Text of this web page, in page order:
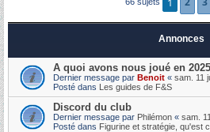
Annonces
A quoi avons nous joué en
Dernier message par Benoit « sam. 11
Posté dans Les guides de F&S
Discord du club
Dernier message par Philémon « sam.
Posté dans Figurine et stratégie, qu'est